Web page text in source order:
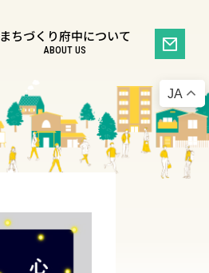
まちづくり府中について
ABOUT US
JA